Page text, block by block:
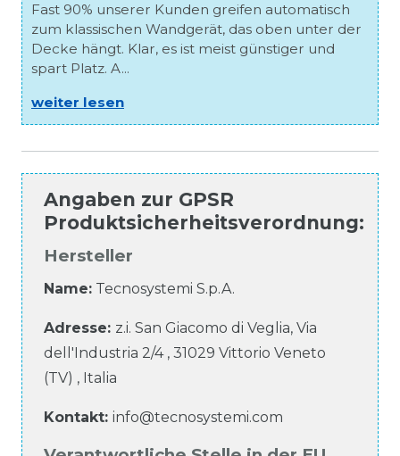
Fast 90% unserer Kunden greifen automatisch
zum klassischen Wandgerät, das oben unter der
Decke hängt. Klar, es ist meist günstiger und
spart Platz. A...
weiter lesen
Angaben zur GPSR
Produktsicherheitsverordnung:
Hersteller
Name: Tecnosystemi S.p.A.
Adresse: z.i. San Giacomo di Veglia, Via
dell'Industria 2/4, 31029 Vittorio Veneto
(TV) , Italia
Kontakt: info@tecnosystemi.com